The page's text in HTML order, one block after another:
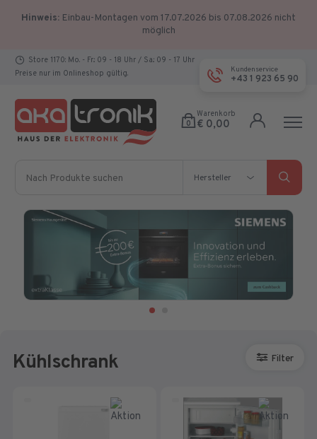
Hinweis: Einbau-Montagen vom 17.07.2026 bis 07.08.2026 nicht
möglich
Store 1170: Mo. - Fr.: 09 - 18 Uhr / Sa.: 09 - 17 Uhr
Preise nur im Onlineshop gültig.
Kundenservice
+43 1 923 65 90
0
Warenkorb
€ 0,00
Hersteller
Kühlschrank Filter